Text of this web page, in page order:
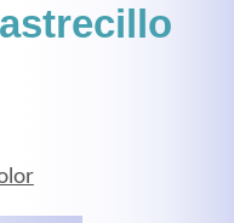
adipiscing
eget dolor.